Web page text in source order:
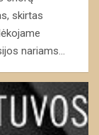
skirtas
nariams…